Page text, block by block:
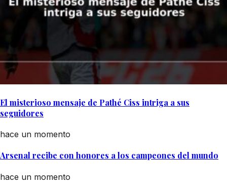
El misterioso mensaje de Pathé Ciss intriga a sus
seguidores
hace un momento
Arsenal recibe con honores a los campeones del mundo
hace un momento